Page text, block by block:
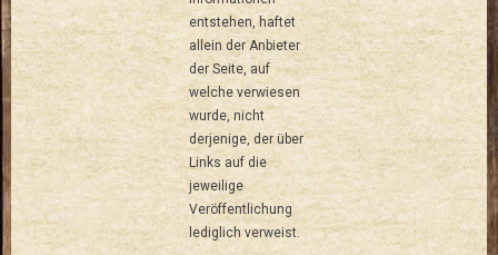
entstehen, haftet
allein der Anbieter
der Seite, auf
welche verwiesen
wurde, nicht
derjenige, der über
Links auf die
jeweilige
Veröffentlichung
lediglich verweist.